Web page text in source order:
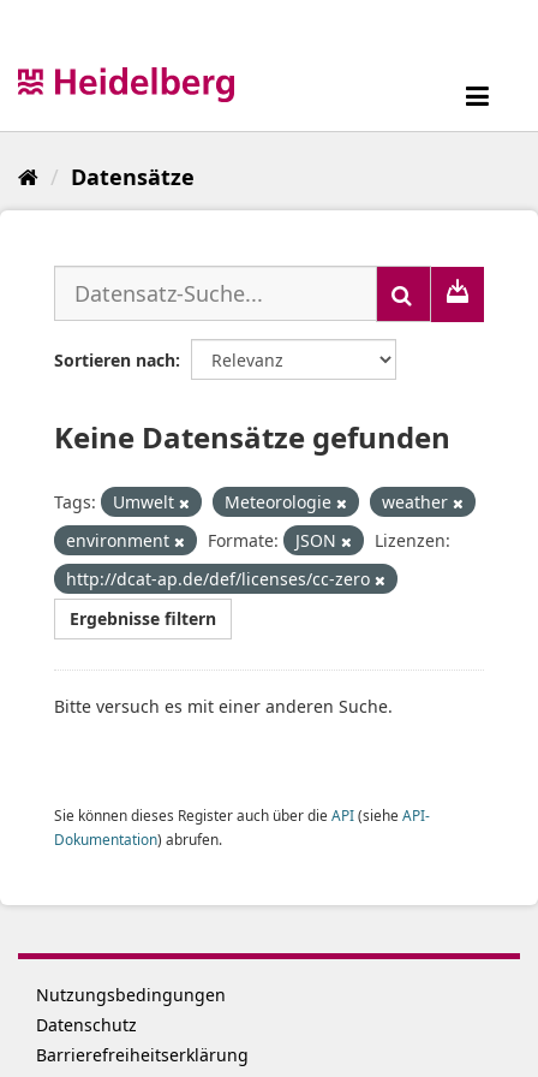
Datensätze
Sortieren nach
Keine Datensätze gefunden
Tags: Umwelt Meteorologie
weather
environment
Formate: JSON
Lizenzen:
http://dcat-ap.de/def/licenses/cc-zero
Ergebnisse filtern
Bitte versuch es mit einer anderen Suche.
Sie können dieses Register auch über die API(siehe API-
Dokumentation) abrufen.
Nutzungsbedingungen
Datenschutz
Barrierefreiheitserklärung